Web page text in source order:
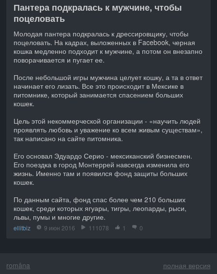
Пантера подкралась к мужчине, чтобы
поцеловать
Молодая пантера подкралась к дрессировщику, чтобы
поцеловать. На кадрах, выложенных в Facebook, черная
кошка медленно подходит к мужчине, а потом он внезапно
поворачивается и пугает ее.
После небольшой игры мужчина целует кошку, а та в ответ
начинает его лизать. Все это происходит в Мексике в
питомнике, который занимается спасением больших
кошек.
Цель этой некоммерческой организации - «научить людей
проявлять любовь и уважение ко всем живым существам»,
так написано на сайте питомника.
Его основал Эдуардо Серио - мексиканский бизнесмен.
Его поездка в город Монтеррей навсегда изменила его
жизнь. Именно там и появился фонд защиты больших
кошек.
По данным сайта, фонд спас более чем 210 больших
кошек, среди которых ягуары, тигры, леопарды, рыси,
львы, пумы и многие другие.
ellitbiz 9 июн 2016 111078 1 0
româna полная версия